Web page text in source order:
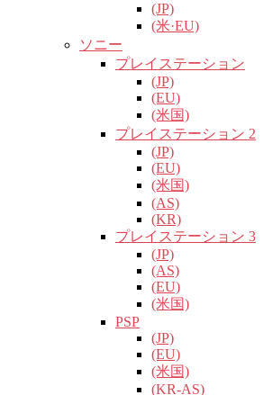
(JP)
(米·EU)
ソニー
プレイステーション
(JP)
(EU)
(米国)
プレイステーション 2
(JP)
(EU)
(米国)
(AS)
(KR)
プレイステーション 3
(JP)
(AS)
(EU)
(米国)
PSP
(JP)
(EU)
(米国)
(KR-AS)